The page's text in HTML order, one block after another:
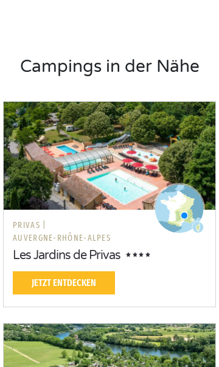
Campings in der Nähe
PRIVAS |
AUVERGNE-RHÔNE-ALPES
Les Jardins de Privas
JETZT ENTDECKEN